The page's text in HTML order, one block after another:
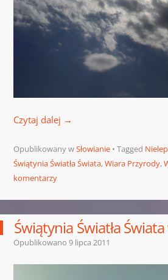
Czytaj dalej →
Opublikowany wSłowianie Tagged
Świątynia Światła Świata,Wiara Przyrody,
komentarzy
Świątynia Światła
Opublikowano 9 lipca 2011